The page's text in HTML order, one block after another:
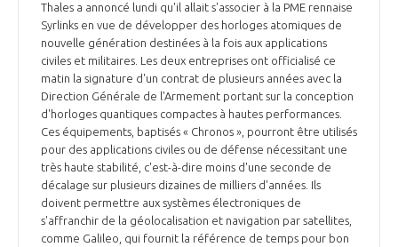
Thales a annoncé lundi qu'il allait s'associer à la PME rennaise
Syrlinks en vue de développer des horloges atomiques de
nouvelle génération destinées à la fois aux applications
civiles et militaires. Les deux entreprises ont officialisé ce
matin la signature d'un contrat de plusieurs années avec la
Direction Générale de l'Armement portant sur la conception
d'horloges quantiques compactes à hautes performances.
Ces équipements, baptisés « Chronos », pourront être utilisés
pour des applications civiles ou de défense nécessitant une
très haute stabilité, c'est-à-dire moins d'une seconde de
décalage sur plusieurs dizaines de milliers d'années. Ils
doivent permettre aux systèmes électroniques de
s'affranchir de la géolocalisation et navigation par satellites,
comme Galileo, qui fournit la référence de temps pour bon